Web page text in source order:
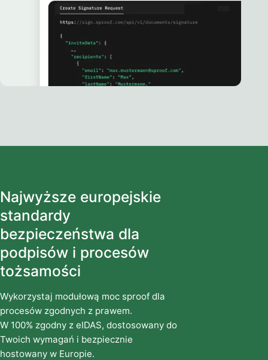
Najwyższe europejskie
standardy
bezpieczeństwa dla
podpisów i procesów
tożsamości
Wykorzystaj modułową moc sproof dla
procesów zgodnych z prawem.
W 100% zgodny z eIDAS, dostosowany do
Twoich wymagań i bezpiecznie
hostowany w Europie.